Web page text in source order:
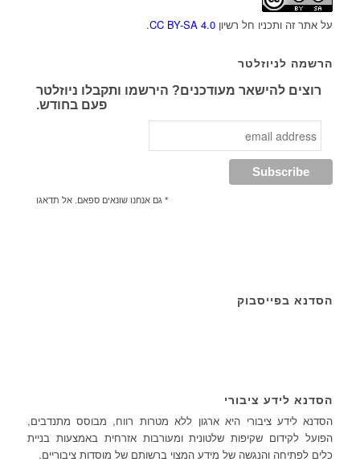
על אתר זה ותכניו חל רשיון CC BY-SA 4.0
.
הרשמה לניוזלטר
רוצים להישאר מעודכנים? הירשמו ותקבלו ניוזלטר
פעם בחודש.
* גם אנחנו שונאים ספאם. אל תדאגו
הסדנא בפייסבוק
הסדנא לידע ציבורי
הסדנא לידע ציבורי היא ארגון ללא מטרות רווח, מבוסס מתנדבים,
הפועל לקידום שקיפות שלטונית ומעורבות אזרחית באמצעות בניית
כלים לפתיחה והנגשה של מידע המצוי ברשותם של מוסדות ציבוריים.